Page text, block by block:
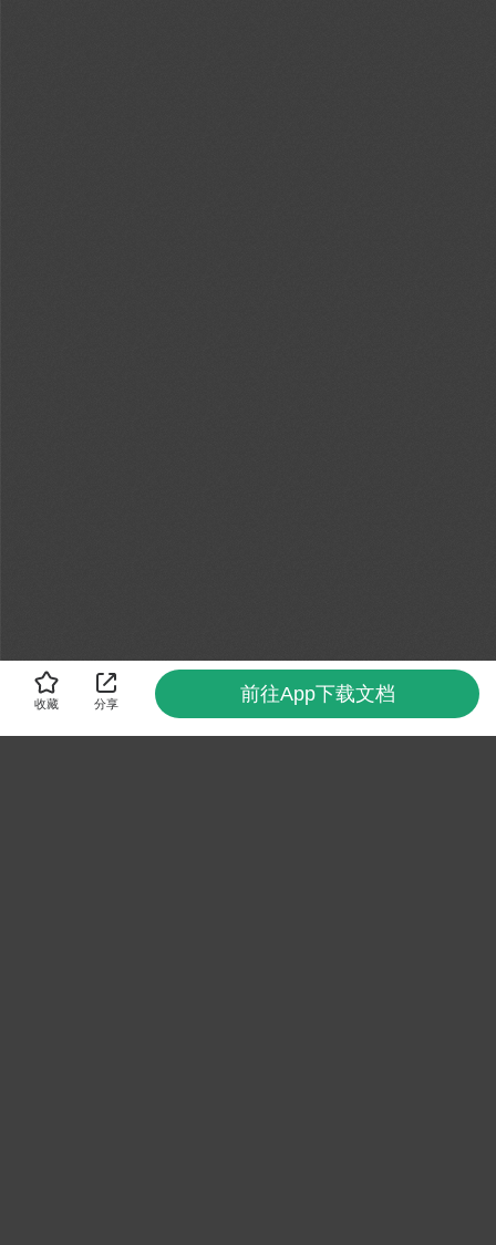
收藏 分享 前往App下载文档